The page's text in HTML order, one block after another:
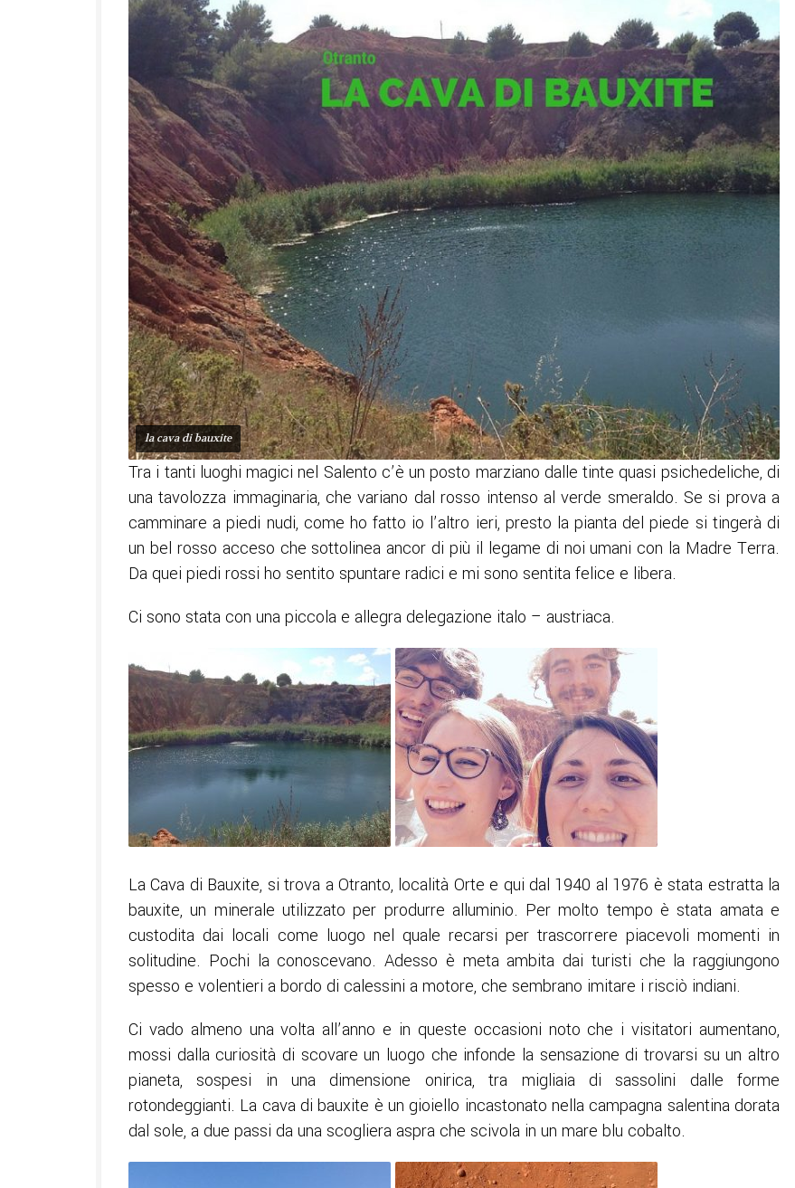
la cava di bauxite
Tra i tanti luoghi magici nel Salento c’è un posto marziano dalle tinte quasi psichedeliche, di
una tavolozza immaginaria, che variano dal rosso intenso al verde smeraldo. Se si prova a
camminare a piedi nudi, come ho fatto io l’altro ieri, presto la pianta del piede si tingerà di
un bel rosso acceso che sottolinea ancor di più il legame di noi umani con la Madre Terra.
Da quei piedi rossi ho sentito spuntare radici e mi sono sentita felice e libera.
Ci sono stata con una piccola e allegra delegazione italo – austriaca.
La Cava di Bauxite, si trova a Otranto, località Orte e qui dal 1940 al 1976 è stata estratta la
bauxite, un minerale utilizzato per produrre alluminio. Per molto tempo è stata amata e
custodita dai locali come luogo nel quale recarsi per trascorrere piacevoli momenti in
solitudine. Pochi la conoscevano. Adesso è meta ambita dai turisti che la raggiungono
spesso e volentieri a bordo di calessini a motore, che sembrano imitare i risciò indiani.
Ci vado almeno una volta all’anno e in queste occasioni noto che i visitatori aumentano,
mossi dalla curiosità di scovare un luogo che infonde la sensazione di trovarsi su un altro
pianeta, sospesi in una dimensione onirica, tra migliaia di sassolini dalle forme
rotondeggianti. La cava di bauxite è un gioiello incastonato nella campagna salentina dorata
dal sole, a due passi da una scogliera aspra che scivola in un mare blu cobalto.